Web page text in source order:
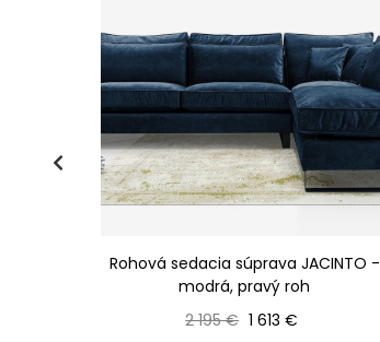
Rohová sedacia súprava JACINTO -
modrá, pravý roh
Bežná cena
2 195 € Cena
1 613 €